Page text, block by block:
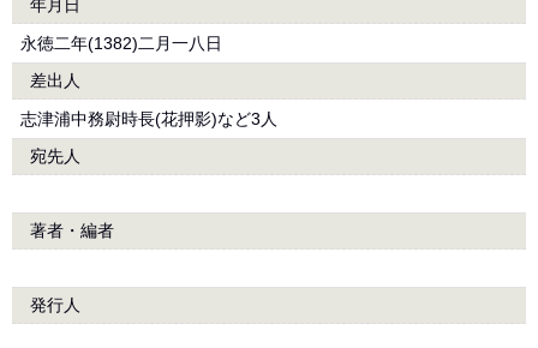
年月日
永徳二年(1382)二月一八日
差出人
志津浦中務尉時長(花押影)など3人
宛先人
著者・編者
発行人